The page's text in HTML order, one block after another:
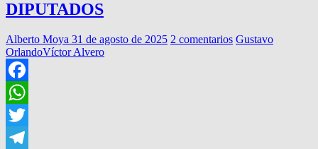
DIPUTADOS
Alberto Moya 31 de agosto de 2025 2 comentarios Gustavo
OrlandoVíctor Alvero
Facebook
WhatsApp
Twitter